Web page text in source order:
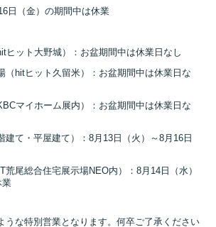
日（金）の期間中は休業
ヒット大野城）：お盆期間中は休業日なし
（hitヒット久留米）：お盆期間中は休業日な
マイホーム展内）：お盆期間中は休業日な
建て・平屋建て）：8月13日（火）～8月16日
荒尾総合住宅展示場NEO内）：8月14日（水）
業
うな特別営業となります。何卒ご了承ください